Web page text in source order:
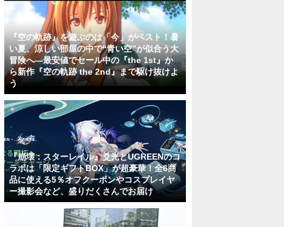
『空の軌跡』を遊ぶのは「今」がベスト！暑
い夏、涼しい部屋の中で“青い空”が似合う大
冒険へ―最安値でセール中の『the 1st』か
ら新作『空の軌跡 the 2nd』まで駆け抜けよ
う
『崩壊：スターレイル』爻光とUGREENのコ
ラボは「限定ギフトBOX」が超豪華！全6商
品に使える5％オフクーポンやコスプレイヤ
ー撮影会など、盛りだくさんでお届け